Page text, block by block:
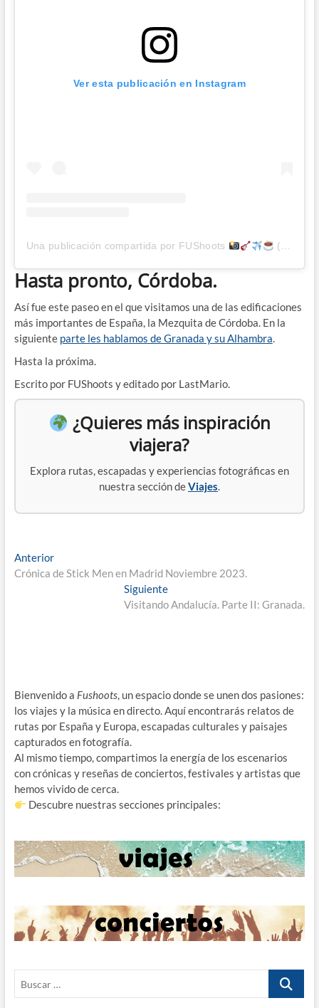
Ver esta publicación en Instagram
Una publicación compartida por FUShoots (@fushoots)
Hasta pronto, Córdoba.
Así fue este paseo en el que visitamos una de las edificaciones
más importantes de España, la Mezquita de Córdoba. En la
siguiente parte les hablamos de Granada y su Alhambra.
Hasta la próxima.
Escrito por FUShoots y editado por LastMario.
¿Quieres más inspiración
viajera?
Explora rutas, escapadas y experiencias fotográficas en
nuestra sección deViajes.
Navegación
de
AnteriorEntrada
anterior:
Crónica de Stick Men en Madrid Noviembre 2023.
SiguienteEntrada
siguiente:
Visitando Andalucía. Parte II: Granada.
Bienvenido a Fushoots, un espacio donde se unen dos pasiones:
los viajes y la música en directo. Aquí encontrarás relatos de
rutas por España y Europa, escapadas culturales y paisajes
capturados en fotografía.
Al mismo tiempo, compartimos la energía de los escenarios
con crónicas y reseñas de conciertos, festivales y artistas que
hemos vivido de cerca.
Descubre nuestras secciones principales:
Buscar